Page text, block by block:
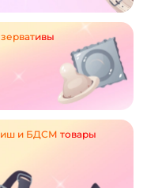
и БДСМ товары